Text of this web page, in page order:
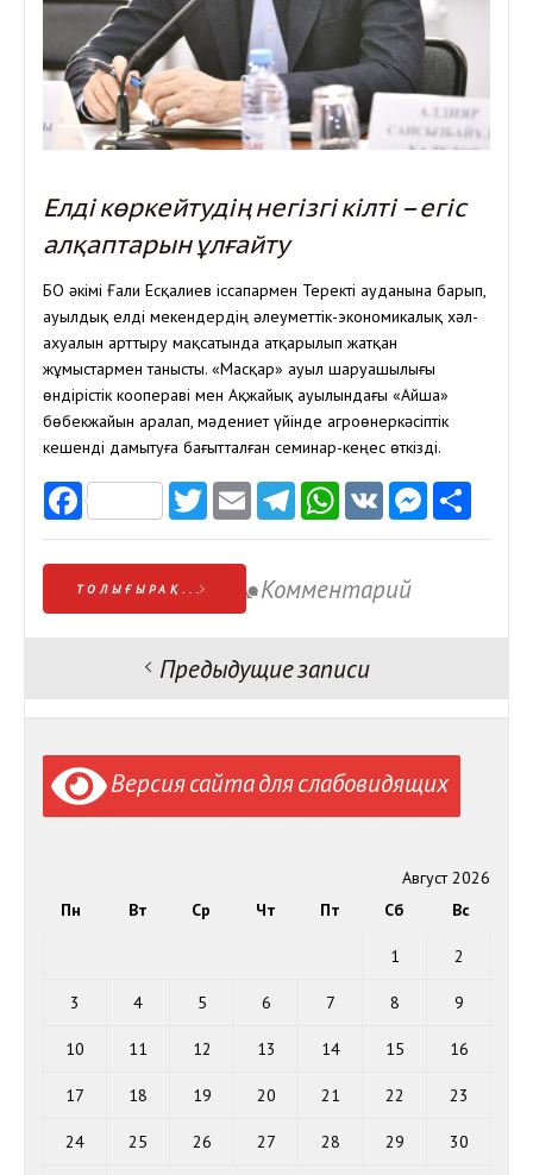
Елді көркейтудің негізгі кілті – егіс
алқаптарын ұлғайту
БҚО әкімі Ғали Есқалиев іссапармен Теректі ауданына барып,
ауылдық елді мекендердің әлеуметтік-экономикалық хәл-
ахуалын арттыру мақсатында атқарылып жатқан
жұмыстармен танысты. «Масқар» ауыл шаруашылығы
өндірістік коопераві мен Ақжайық ауылындағы «Айша»
бөбекжайын аралап, мәдениет үйінде агроөнеркәсіптік
кешенді дамытуға бағытталған семинар-кеңес өткізді.
FacebookTwitter
EmailTelegram
WhatsApp
VK
ТОЛЫҒЫРАҚ... Комментарий
НавигацияПредыдущие записи
Версия сайта для слабовидящих
Август 2026
Пн
Вт Ср Чт Пт Сб Вс
1 2
3 4 5 6 7 8 9
10 11 12 13 14 15 16
17 18 19 20 21 22 23
24 25 26 27 28 29 30